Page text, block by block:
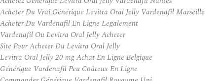
Acheter Du Vrai Générique Levitra Oral Jelly Vardenafil Marseille
Acheter Du Vardenafil En Ligne Legalement
Vardenafil Ou Levitra Oral Jelly Acheter
Site Pour Acheter Du Levitra Oral Jelly
Levitra Oral Jelly 20 mg Achat En Ligne Belgique
Générique Vardenafil Peu Coûteux En Ligne